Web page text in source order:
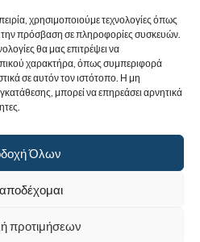
χρησιμοποιούμε τεχνολογίες όπως
πρόσβαση σε πληροφορίες συσκευών.
θα μας επιτρέψει να
χαρακτήρα, όπως συμπεριφορά
σε αυτόν τον ιστότοπο. Η μη
μπορεί να επηρεάσει αρνητικά
Όλων
προτιμήσεων
by |